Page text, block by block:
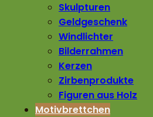
Skulpturen
Geldgeschenk
Windlichter
Bilderrahmen
Kerzen
Zirbenprodukte
Figuren aus Holz
Motivbrettchen